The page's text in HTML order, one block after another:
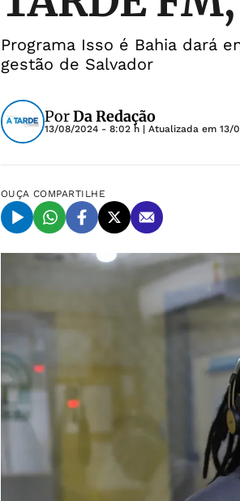
Programa Isso é Bahia dará
gestão de Salvador
PorDa Redação
13/08/2024 - 8:02 h | Atualizada em 13/
OUÇA COMPARTILHE